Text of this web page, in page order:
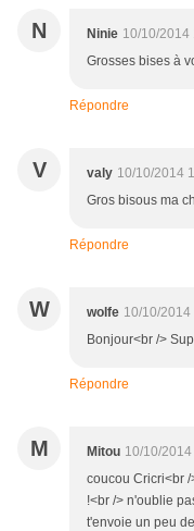
N Ninie 10/10/2014
Grosses bises à
Répondre
V valy 10/10/2014
Gros bisous ma
Répondre
W wolfe 10/10/2014
Bonjour<br />
Répondre
M Mitou 10/10/2014
coucou Cricri<br
!<br /> n'oublie
t'envoie un peu